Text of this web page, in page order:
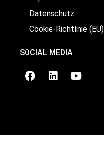
Datenschutz
Cookie-Richtlinie (EU)
SOCIAL MEDIA